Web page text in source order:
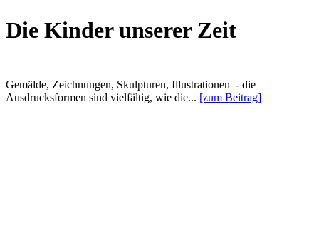
Die Kinder unserer Zeit
Gemälde, Zeichnungen, Skulpturen, Illustrationen - die
Ausdrucksformen sind vielfältig, wie die... [zum Beitrag]